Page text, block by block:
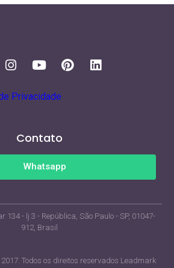
Privacidade
Contato
Whatsapp
134 - lj 3 - República, São Paulo - SP, 01047-
912, Brasil
Todos os direitos reservados Leadmark